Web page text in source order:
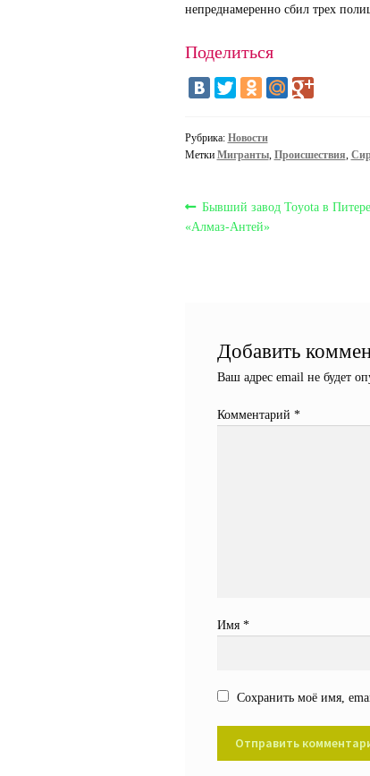
непреднамеренно сбил трех
Поделиться
Рубрика: Новости
Метки Мигранты, Происшествия,
Навигация
по
Предыдущая
запись:
Бывший завод Toyota в
«Алмаз-Антей»
Добавить
Ваш адрес email не будет
Комментарий*
Имя*
Сохранить моё имя,